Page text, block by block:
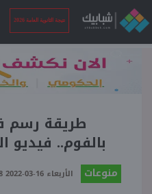
نتيجة الثانوية العامة 2026
نتيجة الثانوية
طريقة رسم
بالفوم.. فيديو
منوعات الأربعاء 16-03-2022 06:08 مـ